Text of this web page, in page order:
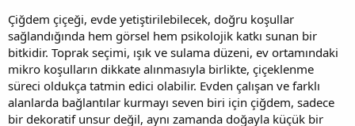
Çiğdem çiçeği, evde yetiştirilebilecek, doğru koşullar
sağlandığında hem görsel hem psikolojik katkı sunan bir
bitkidir. Toprak seçimi, ışık ve sulama düzeni, ev ortamındaki
mikro koşulların dikkate alınmasıyla birlikte, çiçeklenme
süreci oldukça tatmin edici olabilir. Evden çalışan ve farklı
alanlarda bağlantılar kurmayı seven biri için çiğdem, sadece
bir dekoratif unsur değil, aynı zamanda doğayla küçük bir